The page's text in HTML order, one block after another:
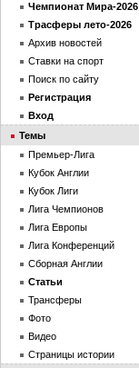
Чемпионат Мира-2026
Трасферы лето-2026
Архив новостей
Ставки на спорт
Поиск по сайту
Регистрация
Вход
Темы
Премьер-Лига
Кубок Англии
Кубок Лиги
Лига Чемпионов
Лига Европы
Лига Конференций
Сборная Англии
Статьи
Трансферы
Фото
Видео
Страницы истории